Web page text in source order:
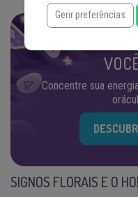
Concentre sua
SIGNOS FLORAIS E O
Gerir preferências